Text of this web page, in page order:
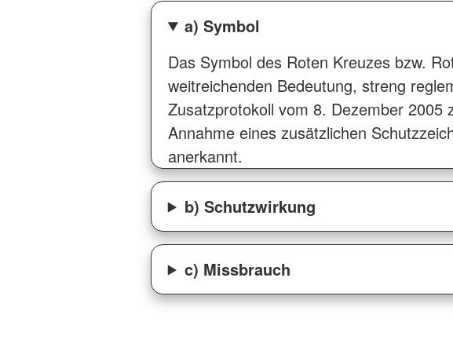
a) Symbol
Das Symbol des Roten Kreuzes bzw.
weitreichenden Bedeutung, streng
Zusatzprotokoll vom 8. Dezember
Annahme eines zusätzlichen
anerkannt.
b) Schutzwirkung
c) Missbrauch